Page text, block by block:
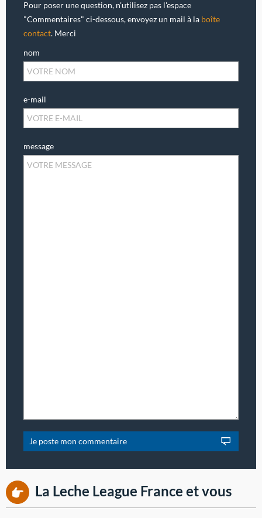
Pour poser une question, n'utilisez pas l'espace
"Commentaires" ci-dessous, envoyez un mail à la boîte
contact. Merci
nom
e-mail
message
La Leche League France et vous